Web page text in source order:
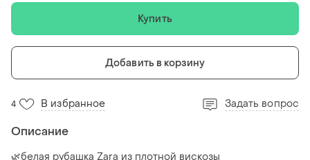
Купить
Добавить в корзину
4 В избранное Задать вопрос
Описание
🌿белая рубашка Zara из плотной вискозы